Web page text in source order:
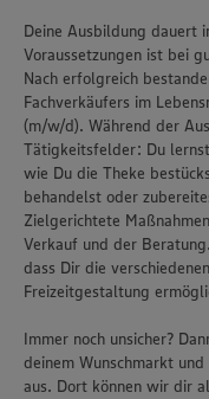
Deine Ausbildung dauert
Voraussetzungen ist bei
Nach erfolgreich
Fachverkäufers im
(m/w/d). Während der
Tätigkeitsfelder: Du
wie Du die Theke
behandelst oder
Zielgerichtete
Verkauf und der
dass Dir die
Freizeitgestaltung
Immer noch unsicher?
deinem Wunschmarkt
aus. Dort können wir dir